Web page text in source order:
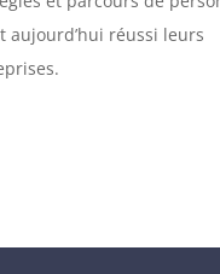
aujourd’hui réussi leurs